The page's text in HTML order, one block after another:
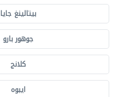
بيتالينغ جايا
جوهور بارو
كلانج
ايبوه